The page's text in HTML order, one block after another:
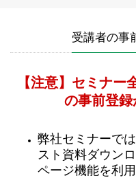
受講者の事
【注意】セミナー
の事前登
弊社セミナーで
スト資料ダウン
ページ機能を利用